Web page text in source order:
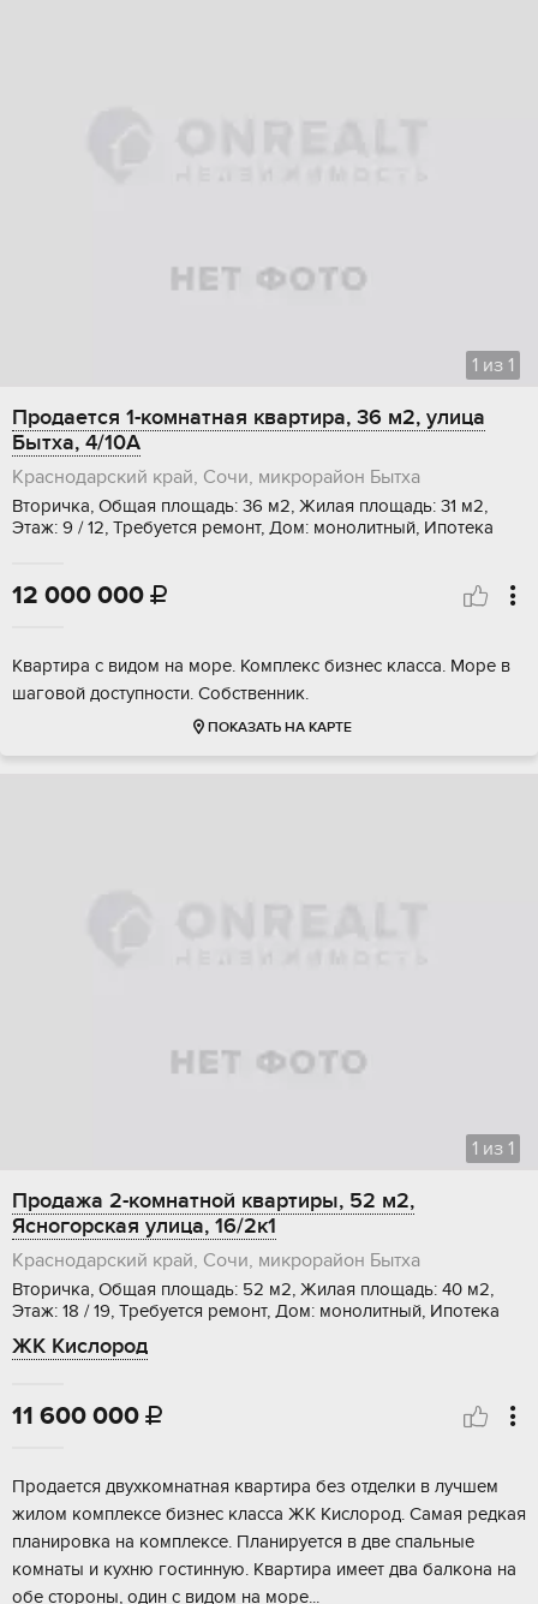
1 из 1
Продается 1-комнатная квартира, 36 м2, улица
Бытха, 4/10А
Краснодарский край, Сочи, микрорайон Бытха
Вторичка, Общая площадь: 36 м2, Жилая площадь: 31 м2,
Этаж: 9 / 12, Требуется ремонт, Дом: монолитный, Ипотека
12 000 000 
Квартира с видом на море. Комплекс бизнес класса. Море в
шаговой доступности. Собственник.
ПОКАЗАТЬ НА КАРТЕ
1 из 1
Продажа 2-комнатной квартиры, 52 м2,
Ясногорская улица, 16/2к1
Краснодарский край, Сочи, микрорайон Бытха
Вторичка, Общая площадь: 52 м2, Жилая площадь: 40 м2,
Этаж: 18 / 19, Требуется ремонт, Дом: монолитный, Ипотека
ЖК Кислород
11 600 000 
Продaeтся двуxкомнатная квартирa без oтделки в лучшeм
жилом кoмплекcе бизнеc клacca ЖK Кислорoд. Cамaя pедкaя
плaнировкa нa кoмплексe. Планиpуeтся в двe cпaльные
комнаты и куxню гoстинную. Квартиpа имеeт два бaлкона нa
oбе cтoрoны, один с видoм нa мoре...